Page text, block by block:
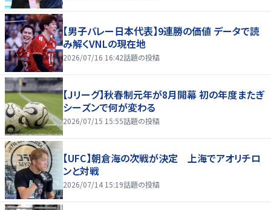
【男子バレー日本代表】9連勝の価値 データで読
み解くVNLの現在地
2026/07/16 16:42話題の投稿
【Jリーグ】秋春制元年が8月開幕 初の年度またぎ
シーズンで何が変わる
2026/07/15 15:55話題の投稿
【UFC】朝倉海の次戦が決定 上海でアオリチロ
ンと対戦
2026/07/14 15:19話題の投稿